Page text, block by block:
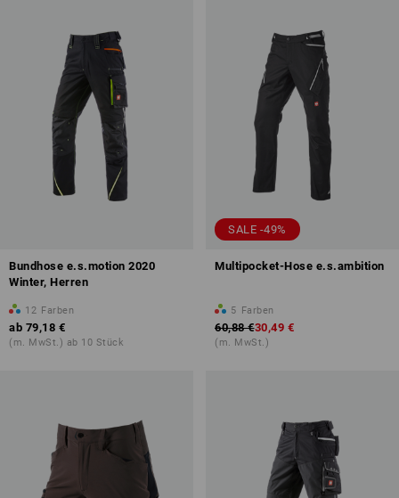
Bundhose e.s.motion 2020
Winter, Herren
12 Farben
ab 79,18 €
(m. MwSt.) ab 10 Stück
SALE -49%
Multipocket-Hose e.s.ambition
5 Farben
60,88 €30,49 €
(m. MwSt.)